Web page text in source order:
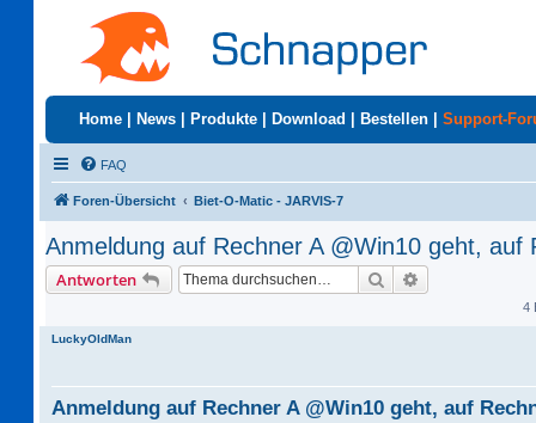
Home News Produkte Download Bestellen Support-
FAQ
Foren-Übersicht Biet-O-Matic - JARVIS-7
Anmeldung auf Rechner A @Win10 geht, auf
Antworten Suche
4
LuckyOldMan
Anmeldung auf Rechner A @Win10 geht, auf